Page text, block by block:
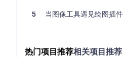
5 当图像工具遇见绘图插
热门项目推荐相关项目推荐